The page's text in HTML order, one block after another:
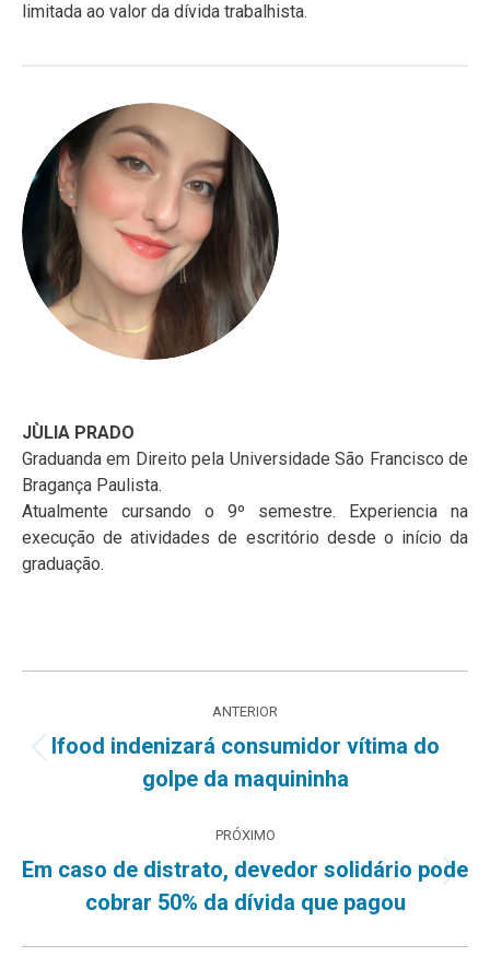
limitada ao valor da dívida trabalhista.
JÙLIA PRADO
Graduanda em Direito pela Universidade São Francisco de
Bragança Paulista.
Atualmente cursando o 9º semestre. Experiencia na
execução de atividades de escritório desde o início da
graduação.
de
ANTERIOR
Post
anterior:
Ifood indenizará consumidor vítima do
golpe da maquininha
PRÓXIMO
Próximo
post:
Em caso de distrato, devedor solidário pode
cobrar 50% da dívida que pagou